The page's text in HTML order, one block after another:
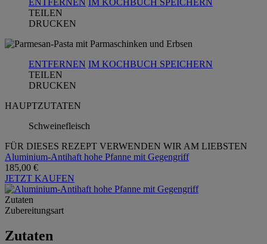
TEILEN
DRUCKEN
ENTFERNEN IM KOCHBUCH SPEICHERN
TEILEN
DRUCKEN
HAUPTZUTATEN
Schweinefleisch
FÜR DIESES REZEPT VERWENDEN WIR AM LIEBSTEN
Aluminium-Antihaft hohe Pfanne mit Gegengriff
185,00 €
JETZT KAUFEN
Zutaten
Zubereitungsart
Zutaten